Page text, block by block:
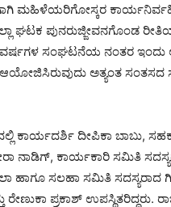
ಮಹಿಳೆಯರಿಗೋಸ್ಕರ
ಘಟಕ ಪುನರುಜ್ಜೀವನಗೊಂಡ
ಸಂಘಟನೆಯ ನಂತರ ಇಂದು
ಅತ್ಯಂತ ಸಂತಸದ
ಕಾರ್ಯದರ್ಶಿ ದೀಪಿಕಾ ಬಾಬು,
ನಾಡಿಗ್, ಕಾರ್ಯಕಾರಿ ಸಮಿತಿ
ಹಾಗೂ ಸಲಹಾ ಸಮಿತಿ ಸದಸ್ಯರಾದ
ರೇಣುಕಾ ಪ್ರಕಾಶ್ ಉಪಸ್ಥಿತರಿದ್ದರು.